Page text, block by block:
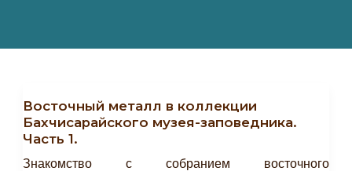
Восточный металл в коллекции
Бахчисарайского музея-заповедника.
Часть 1.
Знакомство с собранием восточного